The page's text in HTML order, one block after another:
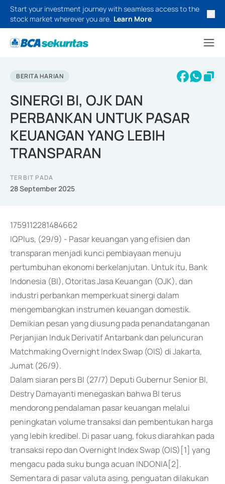
Start your investment journey with seamless access to the
stock market wherever you are. Learn More
BERITA HARIAN
SINERGI BI, OJK DAN
PERBANKAN UNTUK PASAR
KEUANGAN YANG LEBIH
TRANSPARAN
TERBIT PADA
28 September 2025
1759112281484662
IQPlus, (29/9) - Pasar keuangan yang efisien dan
transparan menjadi kunci pembiayaan menuju
pertumbuhan ekonomi berkelanjutan. Untuk itu, Bank
Indonesia (BI), Otoritas Jasa Keuangan (OJK), dan
industri perbankan memperkuat sinergi dalam
mengembangkan instrumen keuangan domestik.
Demikian pesan yang diusung pada penandatanganan
Perjanjian Induk Derivatif Antarbank dan peluncuran
Matchmaking Overnight Index Swap (OIS) di Jakarta,
Jumat (26/9).
Dalam siaran pers BI (27/7) Deputi Gubernur Senior BI,
Destry Damayanti menegaskan bahwa BI terus
mendorong pendalaman pasar keuangan melalui
peningkatan volume transaksi dan pembentukan harga
yang lebih kredibel. Di pasar uang, fokus diarahkan pada
transaksi repo dan Overnight Index Swap (OIS)[1] yang
mengacu pada suku bunga acuan INDONIA[2].
Sementara di pasar valuta asing, penguatan dilakukan